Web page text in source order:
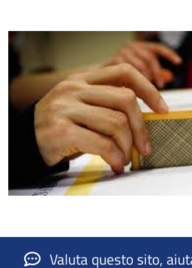
Valuta questo sito,